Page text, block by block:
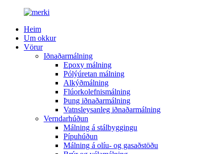
Heim
Um okkur
Vörur
Iðnaðarmálning
Epoxy málning
Pólýúretan málning
Alkýðmálning
Flúorkolefnismálning
Þung iðnaðarmálning
Vatnsleysanleg iðnaðarmálning
Verndarhúðun
Málning á stálbyggingu
Pípuhúðun
Málning á olíu- og gasaðstöðu